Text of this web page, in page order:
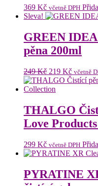
369 Kč včetně DPH
Sleva!
GREEN
pěna 200ml
249Kč Původní
cena
byla:
219 KčAktuální
cena
včetně
THALGO
Love
299 Kč včetně DPH
PYRATINE